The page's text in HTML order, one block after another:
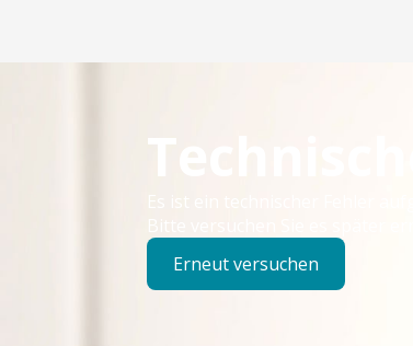
Es ist ein technischer Fehler
Bitte versuchen Sie es später
Erneut versuchen